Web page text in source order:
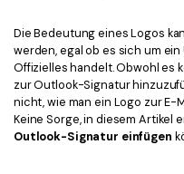
PDF OCR
PDF-Daten
PDF freigeben
eSign PDFs
Kontakt zum Support
Was ist NEU
Benutzerhandbuch
PDFelement für Windows
Die Bedeutung eines Logos
werden, egal ob es sich um
Offizielles handelt. Obwohl es
zur Outlook-Signatur
nicht, wie man ein Logo zur
Keine Sorge, in diesem Artikel
Outlook-Signatur einfügen